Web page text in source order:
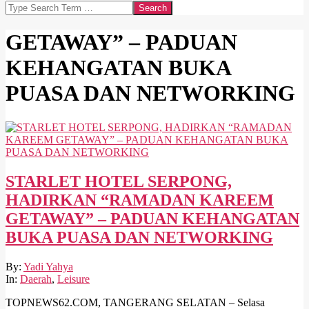
Search
GETAWAY” – PADUAN
KEHANGATAN BUKA
PUASA DAN NETWORKING
STARLET HOTEL SERPONG,
HADIRKAN “RAMADAN KAREEM
GETAWAY” – PADUAN KEHANGATAN
BUKA PUASA DAN NETWORKING
2026-
03-
By: Yadi Yahya
In: Daerah, Leisure
TOPNEWS62.COM, TANGERANG SELATAN – Selasa